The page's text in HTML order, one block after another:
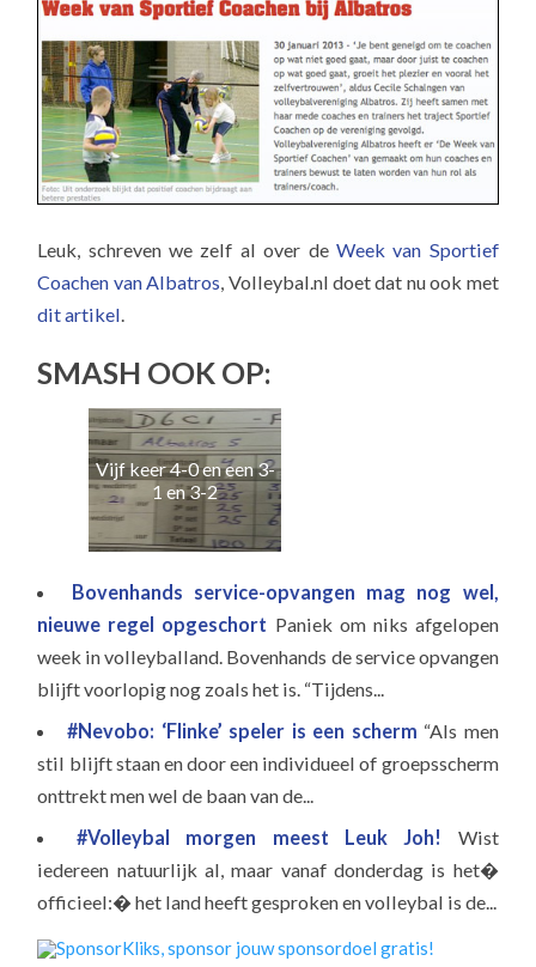
Leuk, schreven we zelf al over de Week van Sportief
Coachen van Albatros, Volleybal.nl doet dat nu ook met
dit artikel.
SMASH OOK OP:
Vijf keer 4-0 en een 3-
1 en 3-2
Bovenhands service-opvangen mag nog wel,
nieuwe regel opgeschort Paniek om niks afgelopen
week in volleyballand. Bovenhands de service opvangen
blijft voorlopig nog zoals het is. “Tijdens...
#Nevobo: ‘Flinke’ speler is een scherm “Als men
stil blijft staan en door een individueel of groepsscherm
onttrekt men wel de baan van de...
#Volleybal morgen meest Leuk Joh! Wist
iedereen natuurlijk al, maar vanaf donderdag is het�
officieel:� het land heeft gesproken en volleybal is de...